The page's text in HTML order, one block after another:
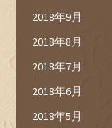
2018年9月
2018年8月
2018年7月
2018年6月
2018年5月